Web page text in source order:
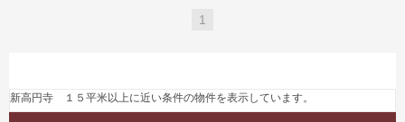
1
新高円寺 １５平米以上に近い条件の物件を表示しています。